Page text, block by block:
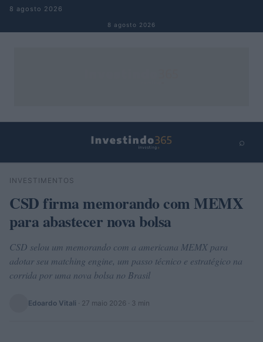
Pular para o conteúdo
8 agosto 2026
8 agosto 2026
⌕
Buscar
INVESTIMENTOS
CSD firma memorando com MEMX
para abastecer nova bolsa
CSD selou um memorando com a americana MEMX para
adotar seu matching engine, um passo técnico e estratégico na
corrida por uma nova bolsa no Brasil
Edoardo Vitali · 27 maio 2026 · 3 min